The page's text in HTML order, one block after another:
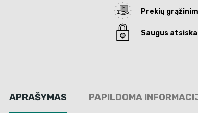
Prekių
Saugus
APRAŠYMAS PAPILDOMA